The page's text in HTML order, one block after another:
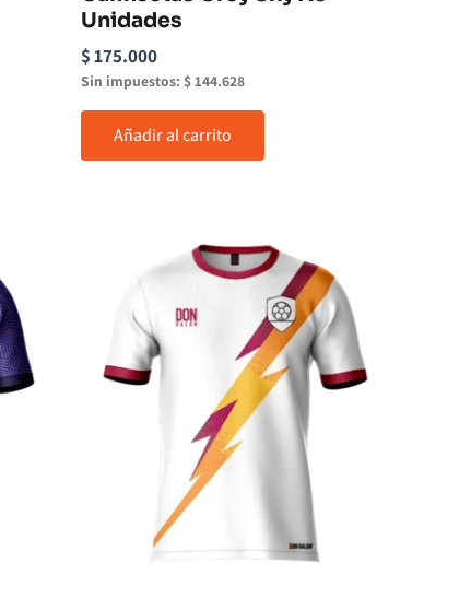
Unidades
$175.000
Sin impuestos: $144.628
Añadir al carrito